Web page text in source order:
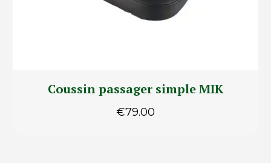
Coussin passager simple MIK
€79.00